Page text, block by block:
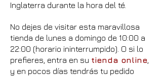
Inglaterra durante la hora del té.
No dejes de visitar esta maravillosa
tienda de lunes a domingo de 10:00 a
22:00 (horario ininterrumpido). O si lo
prefieres, entra en su tienda online
y en pocos días tendrás tu pedido